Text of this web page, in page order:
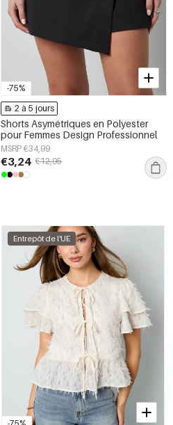
-75%
2 à 5 jours
Shorts Asymétriques en Polyester
pour Femmes Design Professionnel
MSRP €34,99
€3,24 €12,95
Entrepôt de l'UE